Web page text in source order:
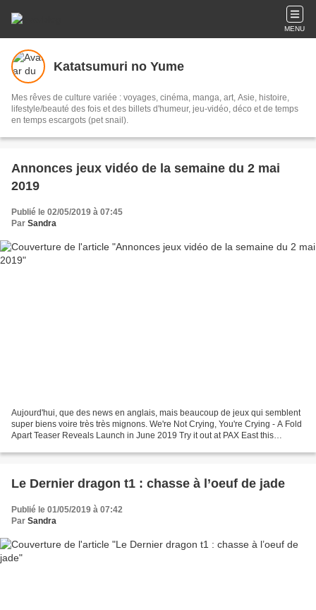
MENU
Katatsumuri no Yume
Mes rêves de culture variée : voyages, cinéma, manga, art, Asie, histoire,
lifestyle/beauté des fois et des billets d'humeur, jeu-vidéo, déco et de temps
en temps escargots (pet snail).
Annonces jeux vidéo de la semaine du 2 mai
2019
Publié le 02/05/2019 à 07:45
Par Sandra
Aujourd'hui, que des news en anglais, mais beaucoup de jeux qui semblent
super biens voire très très mignons. We're Not Crying, You're Crying - A Fold
Apart Teaser Reveals Launch in June 2019 Try it out at PAX East this
Le Dernier dragon t1 : chasse à l’oeuf de jade
Publié le 01/05/2019 à 07:42
Par Sandra